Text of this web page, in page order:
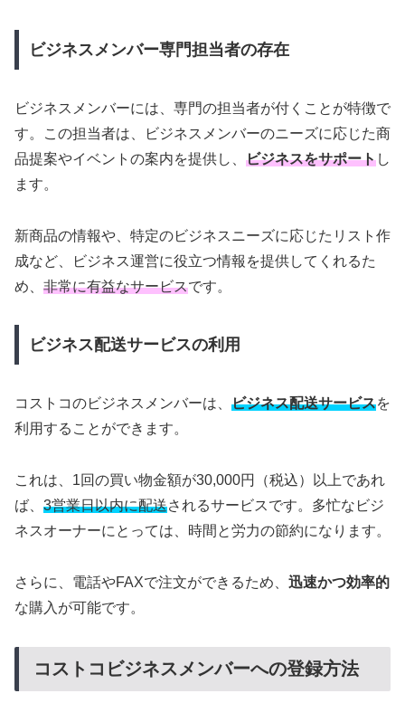
ビジネスメンバー専門担当者の存在
ビジネスメンバーには、専門の担当者が付くことが特徴で
す。この担当者は、ビジネスメンバーのニーズに応じた商
品提案やイベントの案内を提供し、 ビジネスをサポートし
ます。
新商品の情報や、特定のビジネスニーズに応じたリスト作
成など、ビジネス運営に役立つ情報を提供してくれるた
め、 非常に有益なサービスです。
ビジネス配送サービスの利用
コストコのビジネスメンバーは、 ビジネス配送サービスを
利用することができます。
これは、1回の買い物金額が30,000円（税込）以上であれ
ば、 3営業日以内に配送されるサービスです。多忙なビジ
ネスオーナーにとっては、時間と労力の節約になります。
さらに、電話やFAXで注文ができるため、 迅速かつ効率的
な購入が可能です。
コストコビジネスメンバーへの登録方法